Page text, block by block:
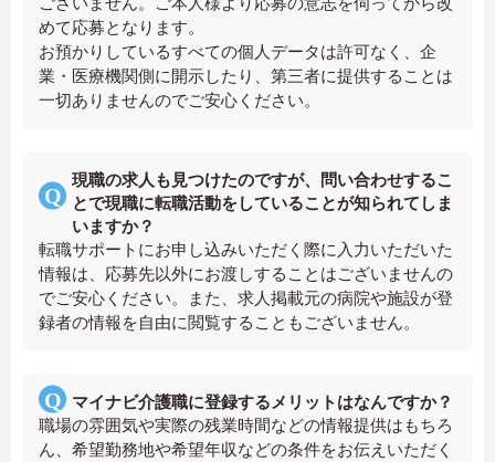
めて応募となります。
お預かりしているすべての個人データは許可なく、企
業・医療機関側に開示したり、第三者に提供することは
一切ありませんのでご安心ください。
現職の求人も見つけたのですが、問い合わせするこ
とで現職に転職活動をしていることが知られてしま
いますか？
転職サポートにお申し込みいただく際に入力いただいた
情報は、応募先以外にお渡しすることはございませんの
でご安心ください。また、求人掲載元の病院や施設が登
録者の情報を自由に閲覧することもございません。
マイナビ介護職に登録するメリットはなんですか？
職場の雰囲気や実際の残業時間などの情報提供はもちろ
ん、希望勤務地や希望年収などの条件をお伝えいただく